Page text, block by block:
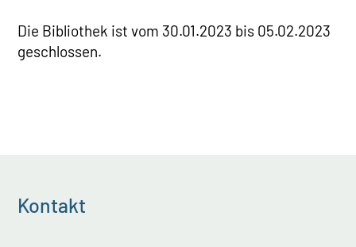
Die Bibliothek ist vom 30.01.2023 bis 05.02.2023
geschlossen.
Kontakt